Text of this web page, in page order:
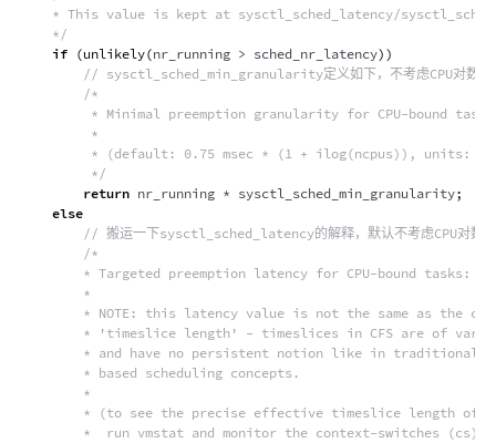
* This value is kept at sysctl_sched_latency/
    */
if (unlikely(nr_running > sched_nr_latency) )
// sysctl_sched_min_granularity定义如下，不考虑CPU对数大
/*
* Minimal preemption granularity for CPU-bound
         *
* (default: 0.75 msec * (1 + ilog(ncpus)), units:
         */
return nr_running * sysctl_sched_min_granularity;
else
// 搬运一下sysctl_sched_latency的解释，默认不考虑CPU对数
/*
        * Targeted preemption latency for CPU-bound tasks:
        *
* NOTE: this latency value is not the same as the
* 'timeslice length' - timeslices in CFS are of
* and have no persistent notion like in traditional,
        * based scheduling concepts.
        *
* (to see the precise effective timeslice length of
*  run vmstat and monitor the context-switches (cs)